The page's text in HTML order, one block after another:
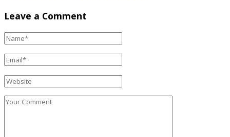
Leave a Comment